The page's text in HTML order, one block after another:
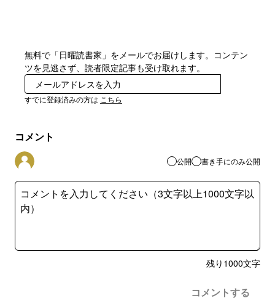
無料で「日曜読書家」をメールでお届けします。コンテン
ツを見逃さず、読者限定記事も受け取れます。
すでに登録済みの方は こちら
コメント
公開 書き手にのみ公開
残り 1000文字
コメントする